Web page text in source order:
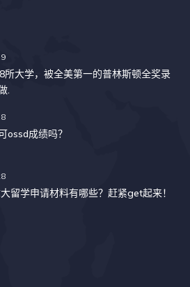
所大学，被全美第一的普林斯顿全奖录
.
ossd成绩吗？
留学申请材料有哪些？赶紧get起来！